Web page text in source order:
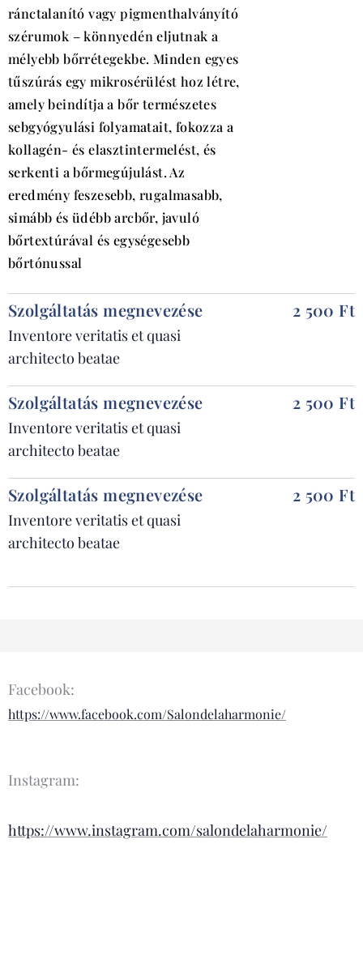
ránctalanító vagy pigmenthalványító
szérumok – könnyedén eljutnak a
mélyebb bőrrétegekbe. Minden egyes
tűszúrás egy mikrosérülést hoz létre,
amely beindítja a bőr természetes
sebgyógyulási folyamatait, fokozza a
kollagén- és elasztintermelést, és
serkenti a bőrmegújulást. Az
eredmény feszesebb, rugalmasabb,
simább és üdébb arcbőr, javuló
bőrtextúrával és egységesebb
bőrtónussal
Szolgáltatás megnevezése
Inventore veritatis et quasi
architecto beatae
2 500 Ft
Szolgáltatás megnevezése
Inventore veritatis et quasi
architecto beatae
2 500 Ft
Szolgáltatás megnevezése
Inventore veritatis et quasi
architecto beatae
2 500 Ft
Facebook:
https://www.facebook.com/Salondelaharmonie/
Instagram:
https://www.instagram.com/salondelaharmonie/